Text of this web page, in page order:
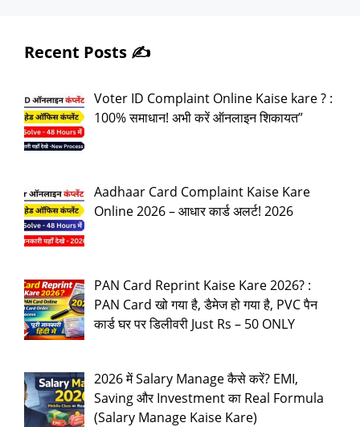
Recent Posts ✍️
Voter ID Complaint Online Kaise kare ? :
100% समाधान! अभी करें ऑनलाइन शिकायत”
Aadhaar Card Complaint Kaise Kare
Online 2026 – आधार कार्ड अलर्ट! 2026
PAN Card Reprint Kaise Kare 2026? :
PAN Card खो गया है, डैमेज हो गया है, PVC पैन
कार्ड घर पर डिलीवरी Just Rs – 50 ONLY
2026 में Salary Manage कैसे करें? EMI,
Saving और Investment का Real Formula
(Salary Manage Kaise Kare)